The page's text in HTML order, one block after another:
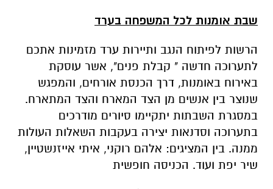
שבת אומנות לכל המשפחה בערד
הרשות לפיתוח הנגב ותיירות ערד מזמינות אתכם
לתערוכה חדשה " קבלת פנים", אשר עוסקת
באירוח באומנות, דרך הכנסת אורחים, והמפגש
שנוצר בין אנשים מן הצד המארח והצד המתארח.
במסגרת השבתות יתקיימו סיורים מודרכים
בתערוכה וסדנאות יצירה בעקבות השאלות העולות
ממנה. בין המציגים: אלהם רוקני, איתי אייזנשטיין,
שיר יפת ועוד. הכניסה חופשית